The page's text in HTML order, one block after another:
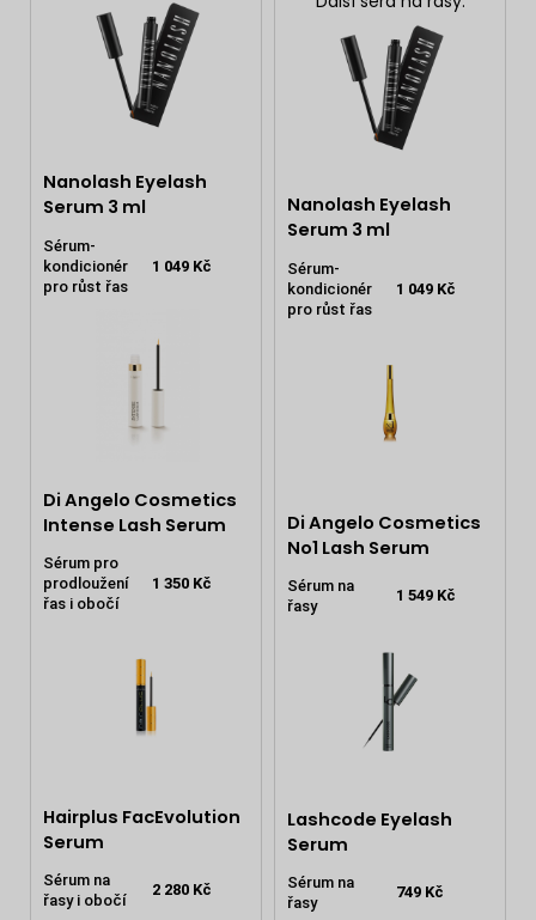
Nanolash Eyelash
Serum 3 ml
Sérum-
kondicionér
pro růst řas
1 049 Kč
Di Angelo Cosmetics
Intense Lash Serum
Sérum pro
prodloužení
řas i obočí
1 350 Kč
Hairplus FacEvolution
Serum
Sérum na
řasy i obočí
2 280 Kč
Nanolash Eyelash
Serum 3 ml
Sérum-
kondicionér
pro růst řas
1 049 Kč
Di Angelo Cosmetics
No1 Lash Serum
Sérum na
řasy
1 549 Kč
Lashcode Eyelash
Serum
Sérum na
řasy
749 Kč